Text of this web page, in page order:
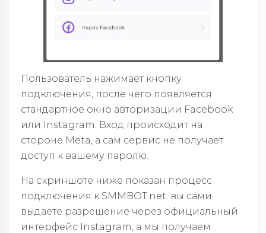
Пользователь нажимает кнопку
подключения, после чего появляется
стандартное окно авторизации Facebook
или Instagram. Вход происходит на
стороне Meta, а сам сервис не получает
доступ к вашему паролю.
На скриншоте ниже показан процесс
подключения к SMMBOT.net: вы сами
выдаете разрешение через официальный
интерфейс Instagram, а мы получаем